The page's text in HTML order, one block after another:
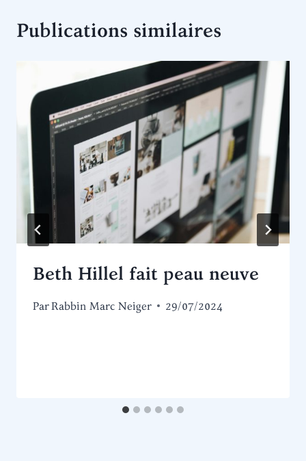
Publications similaires
Beth Hillel fait peau neuve
ParRabbin Marc Neiger 29/07/2024